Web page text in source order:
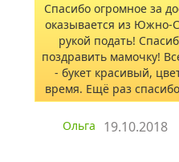
Спасибо огромное за
оказывается из Южно-
рукой подать!
поздравить мамочку!
- букет красивый,
время. Ещё раз
Ольга 19.10.2018